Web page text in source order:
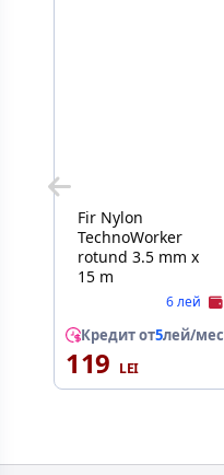
Fir Nylon
TechnoWorker
rotund 3.5 mm x
15 m
6 лей
Кредит от5лей/мес
119